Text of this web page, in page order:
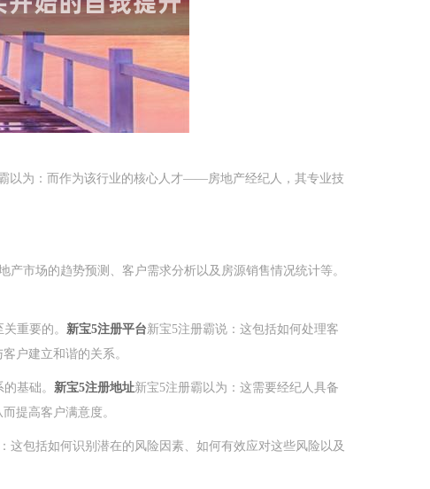
以为：而作为该行业的核心人才——房地产经纪人，其专业技
产市场的趋势预测、客户需求分析以及房源销售情况统计等。
重要的。 新宝5注册平台新宝5注册霸说：这包括如何处理客
户建立和谐的关系。
基础。 新宝5注册地址新宝5注册霸以为：这需要经纪人具备
提高客户满意度。
包括如何识别潜在的风险因素、如何有效应对这些风险以及